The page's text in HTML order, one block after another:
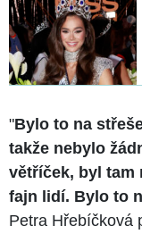
"Bylo to na
takže nebylo
větříček, byl tam
fajn lidí. Bylo to
Petra Hřebíčková